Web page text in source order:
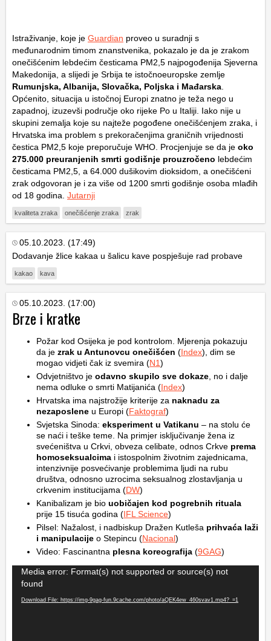
Istraživanje, koje je Guardian proveo u suradnji s
međunarodnim timom znanstvenika, pokazalo je da je zrakom
onečišćenim lebdećim česticama PM2,5 najpogođenija Sjeverna
Makedonija, a slijedi je Srbija te istočnoeuropske zemlje
Rumunjska, Albanija, Slovačka, Poljska i Mađarska.
Općenito, situacija u istočnoj Europi znatno je teža nego u
zapadnoj, izuzevši područje oko rijeke Po u Italiji. Iako nije u
skupini zemalja koje su najteže pogođene onečišćenjem zraka, i
Hrvatska ima problem s prekoračenjima graničnih vrijednosti
čestica PM2,5 koje preporučuje WHO. Procjenjuje se da je oko
275.000 preuranjenih smrti godišnje prouzročeno lebdećim
česticama PM2,5, a 64.000 dušikovim dioksidom, a onečišćeni
zrak odgovoran je i za više od 1200 smrti godišnje osoba mlađih
od 18 godina. Jutarnji
kvaliteta zraka onečišćenje zraka zrak
05.10.2023. (17:49)
Dodavanje žlice kakaa u šalicu kave pospješuje rad probave
kakao kava
05.10.2023. (17:00)
Brze i kratke
Požar kod Osijeka je pod kontrolom. Mjerenja pokazuju
da je zrak u Antunovcu onečišćen (Index), dim se
mogao vidjeti čak iz svemira (N1)
Odvjetništvo je odavno skupilo sve dokaze, no i dalje
nema odluke o smrti Matijanića (Index)
Hrvatska ima najstrožije kriterije za naknadu za
nezaposlene u Europi (Faktograf)
Svjetska Sinoda: eksperiment u Vatikanu – na stolu će
se naći i teške teme. Na primjer isključivanje žena iz
svećeništva u Crkvi, obveza celibate, odnos Crkve prema
homoseksualcima i istospolnim životnim zajednicama,
intenzivnije posvećivanje problemima ljudi na rubu
društva, odnosno uzrocima seksualnog zlostavljanja u
crkvenim institucijama (DW)
Kanibalizam je bio uobičajen kod pogrebnih rituala
prije 15 tisuća godina (IFL Science)
Pilsel: Nažalost, i nadbiskup Dražen Kutleša prihvaća laži
i manipulacije o Stepincu (Nacional)
Video: Fascinantna plesna koreografija (9GAG)
Video
Player
Media error: Format(s) not supported or source(s) not
found
Download File: https://img-9gag-fun.9cache.com/photo/aQEK4ew_460svav1.mp4?_=1